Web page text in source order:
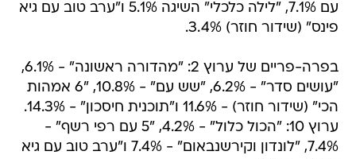
עם 7.1%, "לילה כלכלי" השיגה 5.1% ו"ערב טוב עם גיא
פינס" (שידור חוזר) 3.4%.
בפרה-פריים של ערוץ 2: "מהדורה ראשונה" - 6.1%,
"עושים סדר" - 6.2%, "שש עם" - 10.8%, "6 אמהות 
הכי" (שידור חוזר) - 11.6% ו"תוכנית חיסכון" - 14.3%.
ערוץ 10: "הכול כלול" - 4.2%, "5 עם רפי רשף" -
7.4%, "לונדון וקירשנבאום" - 7.4% ו"ערב טוב עם גיא